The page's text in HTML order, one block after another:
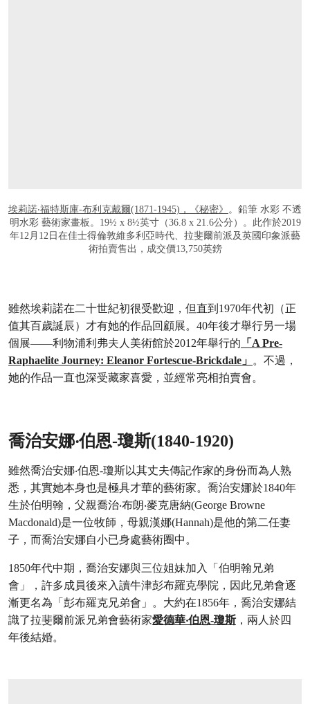
埃莉諾‧福特斯庫-布利克戴爾(1871-1945)，《秘密》
。鉛筆 水彩 不透
明水彩 藝術家畫板。19½ x 8½英寸（36.8 x 21.6公分）。此作於2019
年12月12日在佳士得倫敦維多利亞時代、拉斐爾前派及英國印象派藝
術拍賣售出，成交價13,750英鎊
雖然埃莉諾在二十世紀初很受歡迎，但直到1970年代初（正
值其百歲誕辰）才有她的作品回顧展。40年後才舉行另一場
個展——利物浦利弗夫人美術館於2012年舉行的 「A Pre-
Raphaelite Journey: Eleanor Fortescue-Brickdale」 。不過，
她的作品一直也深受藏家喜愛，並經常亮相拍賣會。
喬治安娜‧伯恩-瓊斯(1840-1920)
雖然喬治安娜‧伯恩-瓊斯以其丈夫傳記作家的身份而為人熟
悉，其實她本身也是極具才華的藝術家。喬治安娜於1840年
生於伯明翰，父親喬治‧布朗‧麥克唐納(George Browne
Macdonald)是一位牧師，母親漢娜(Hannah)是他的第二任妻
子，而喬治安娜自小已身處藝術圈中。
1850年代中期，喬治安娜與三位姐妹加入「伯明翰兄弟
會」，許多成員後來入讀牛津彭布羅克學院，因此兄弟會逐
漸更名為「彭布羅克兄弟會」。大約在1856年，喬治安娜結
識了拉斐爾前派兄弟會藝術家愛德華‧伯恩-瓊斯，兩人於四
年後結婚。